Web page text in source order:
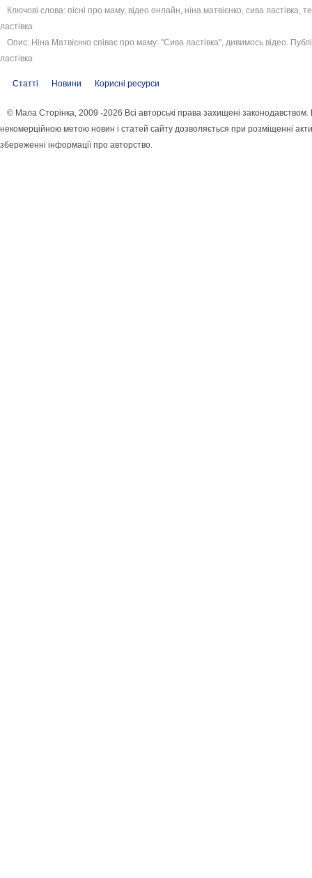
Ключові слова: пісні про маму, відео онлайн, ніна матвієнко, сива ластівка,
ластівка
Опис: Ніна Матвієнко співає про маму: "Сива ластівка", дивимось відео.
ластівка
Статті Новини Корисні ресурси
© Мала Сторінка, 2009 -2026 Всі авторські права захищені
некомерційною метою новин і статей сайту дозволяється при розміщенні
збереженні інформації про авторство.